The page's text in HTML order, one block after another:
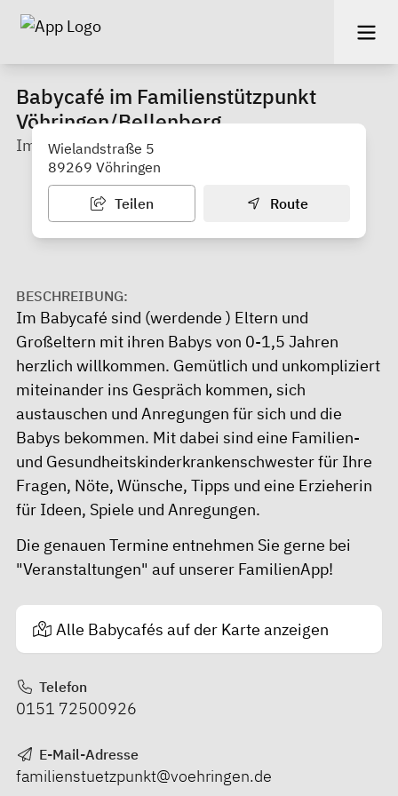
Babycafé im Familienstützpunkt
Vöhringen/Bellenberg
Im Jugendhaus/Familienstützpunkt in Vöhringen
Wielandstraße 5
89269 Vöhringen
Teilen Route
BESCHREIBUNG:
Im Babycafé sind (werdende ) Eltern und
Großeltern mit ihren Babys von 0-1,5 Jahren
herzlich willkommen. Gemütlich und unkompliziert
miteinander ins Gespräch kommen, sich
austauschen und Anregungen für sich und die
Babys bekommen. Mit dabei sind eine Familien-
und Gesundheitskinderkrankenschwester für Ihre
Fragen, Nöte, Wünsche, Tipps und eine Erzieherin
für Ideen, Spiele und Anregungen.
Die genauen Termine entnehmen Sie gerne bei
"Veranstaltungen" auf unserer FamilienApp!
Alle Babycafés auf der Karte anzeigen
Telefon
0151 72500926
E-Mail-Adresse
familienstuetzpunkt@voehringen.de